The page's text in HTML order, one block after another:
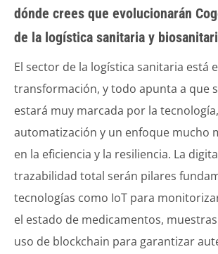
dónde crees que evolucionarán
de la logística sanitaria y
El sector de la logística sanitaria está
transformación, y todo apunta a que
estará muy marcada por la
automatización y un enfoque mucho
en la eficiencia y la resiliencia. La
trazabilidad total serán pilares
tecnologías como IoT para
el estado de medicamentos,
uso de blockchain para garantizar